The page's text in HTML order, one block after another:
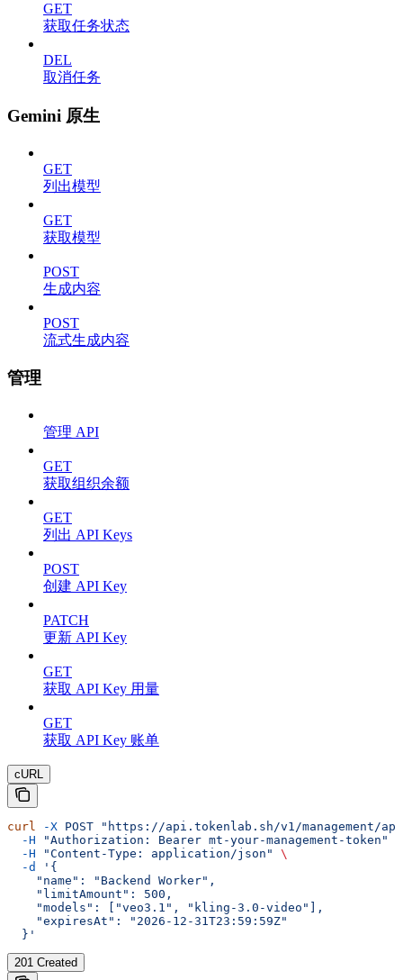
GET
获取任务状态
DEL
取消任务
Gemini 原生
GET
列出模型
GET
获取模型
POST
生成内容
POST
流式生成内容
管理
管理 API
GET
获取组织余额
GET
列出 API Keys
POST
创建 API Key
PATCH
更新 API Key
GET
获取 API Key 用量
GET
获取 API Key 账单
cURL
curl -X POST "https://api.tokenlab.sh/v1/management/
  -H
"Authorization: Bearer mt-your-management-token"
  -H
"Content-Type: application/json"
\
  -d
'{
    "name": "Backend Worker",
    "limitAmount": 500,
    "models": ["veo3.1", "kling-3.0-video"],
    "expiresAt": "2026-12-31T23:59:59Z"
  }'
201 Created